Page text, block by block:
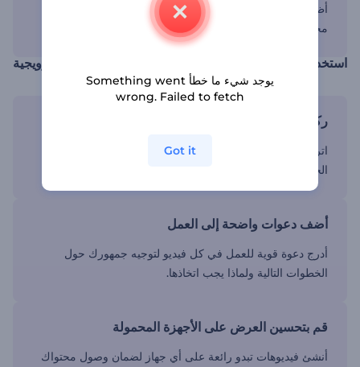
أظهر صناعة الإعلانات كيف يتم الأمر بإضافة رسوم بيانية
مخصصة وألوان علامتك التجارية إلى فيديوهاتك.
استخدم عناصر الترويج المتحركة للارتقاء باستراتيجيتك الترويجية
ركز على العناصر المرئية ذات التأثير العالي
اترك انطباعًا دائمًا لدى جمهورك باستخدام عناصر مرئية عالية
الجودة.
أضف دعوات واضحة إلى العمل
أدرج دعوة قوية للعمل في كل فيديو لتوجيه جمهورك حول
الخطوات التالية ولماذا يجب اتخاذها.
قم بتحسين العرض على الأجهزة المحمولة
أنشئ فيديوهات تبدو رائعة على أي جهاز لضمان وصول محتواك
يوجد شيء ما خطأ Something went
wrong. Failed to fetch
Got it